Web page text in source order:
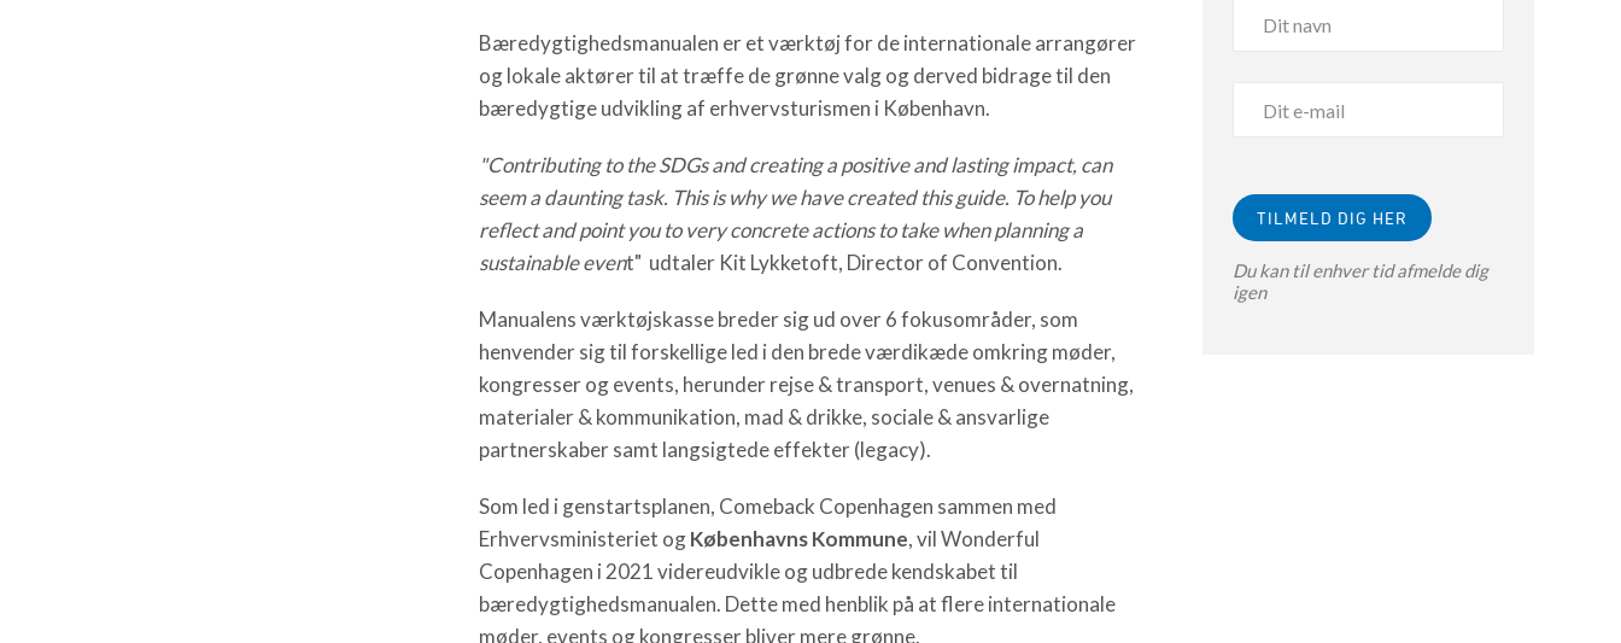
Bæredygtighedsmanualen er et værktøj for de internationale arrangører
og lokale aktører til at træffe de grønne valg og derved bidrage til den
bæredygtige udvikling af erhvervsturismen i København.
"Contributing to the SDGs and creating a positive and lasting impact, can
seem a daunting task. This is why we have created this guide. To help you
reflect and point you to very concrete actions to take when planning a
sustainable event" udtaler Kit Lykketoft, Director of Convention.
Manualens værktøjskasse breder sig ud over 6 fokusområder, som
henvender sig til forskellige led i den brede værdikæde omkring møder,
kongresser og events, herunder rejse & transport, venues & overnatning,
materialer & kommunikation, mad & drikke, sociale & ansvarlige
partnerskaber samt langsigtede effekter (legacy).
Som led i genstartsplanen, Comeback Copenhagen sammen med
Erhvervsministeriet ogKøbenhavns Kommune, vil Wonderful
Copenhagen i 2021 videreudvikle og udbrede kendskabet til
bæredygtighedsmanualen. Dette med henblik på at flere internationale
møder, events og kongresser bliver mere grønne.
Du kan til enhver tid afmelde dig
igen